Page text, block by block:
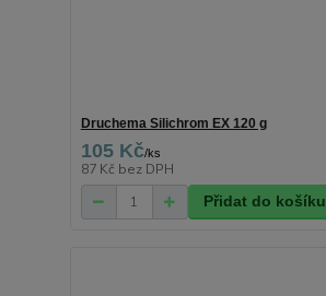
Druchema Silichrom EX 120 g
105 Kč/ks
87 Kč bez DPH
Přidat do košíku